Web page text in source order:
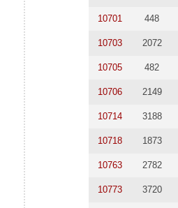
10701 448
10703 2072
10705 482
10706 2149
10714 3188
10718 1873
10763 2782
10773 3720